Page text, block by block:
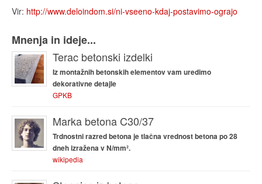
Vir: http://www.deloindom.si/ni-vseeno-kdaj-postavimo-ograjo
Mnenja in ideje...
Terac betonski izdelki
Iz montažnih betonskih elementov vam uredimo
dekorativne detajle
GPKB
Marka betona C30/37
Trdnostni razred betona je tlačna vrednost betona po 28
dneh izražena v N/mm².
wikipedia